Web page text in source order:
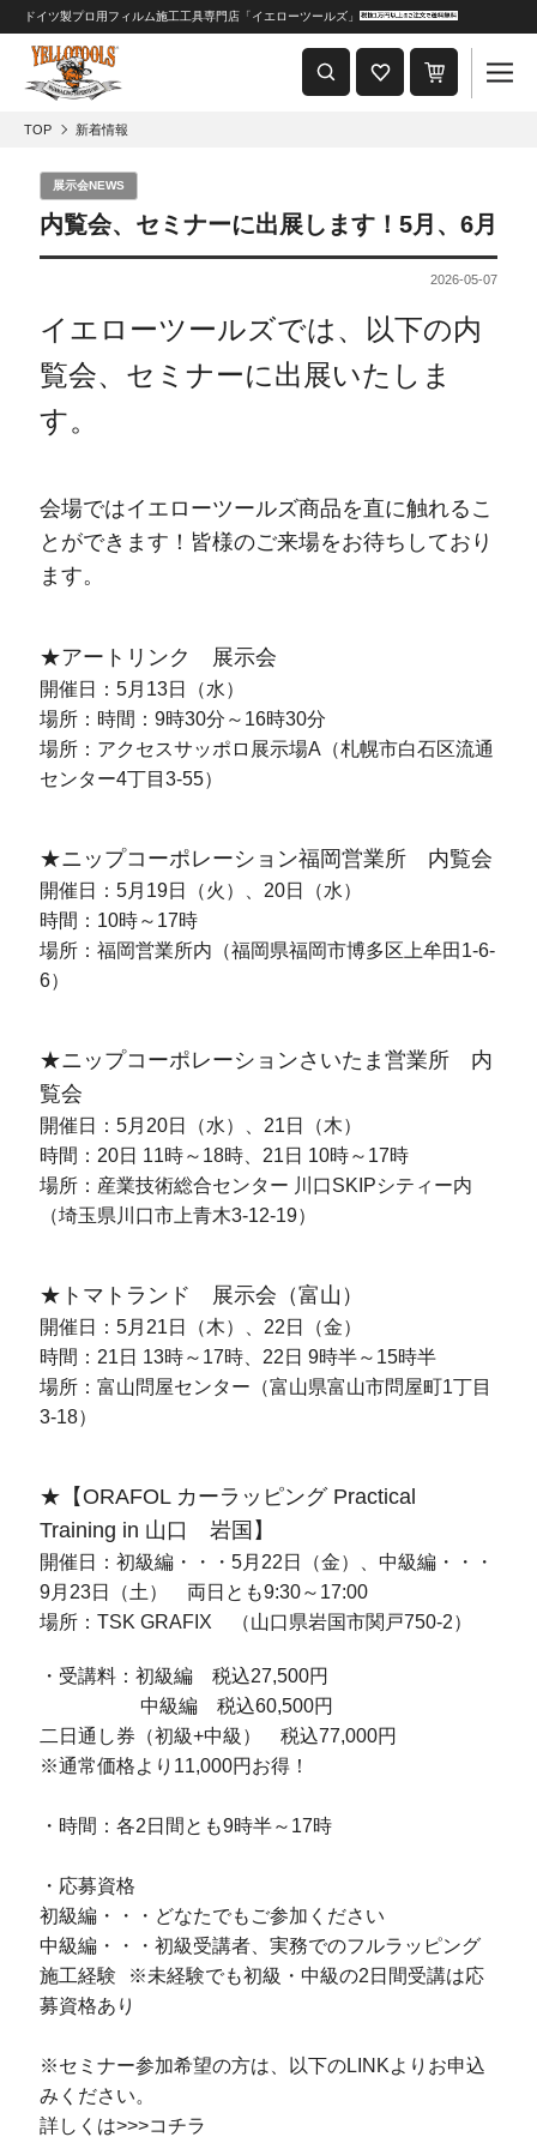
重要なおしらせ
2024年8月1日 価格改定につきまして
ドイツ製プロ用フィルム施工工具専門店「イエローツールズ」
TOP 新着情報
展示会NEWS
内覧会、セミナーに出展します！5月、6月
2026-05-07
イエローツールズでは、以下の内
覧会、セミナーに出展いたしま
す。
会場ではイエローツールズ商品を直に触れるこ
とができます！皆様のご来場をお待ちしており
ます。
★アートリンク 展示会
開催日：5月13日（水）
場所：時間：9時30分～16時30分
場所：アクセスサッポロ展示場A（札幌市白石区流通
センター4丁目3-55）
★ニップコーポレーション福岡営業所 内覧会
開催日：5月19日（火）、20日（水）
時間：10時～17時
場所：福岡営業所内（福岡県福岡市博多区上牟田1-6-
6）
★ニップコーポレーションさいたま営業所 内
覧会
開催日：5月20日（水）、21日（木）
時間：20日 11時～18時、21日 10時～17時
場所：産業技術総合センター 川口SKIPシティー内
（埼玉県川口市上青木3-12-19）
★トマトランド 展示会（富山）
開催日：5月21日（木）、22日（金）
時間：21日 13時～17時、22日 9時半～15時半
場所：富山問屋センター（富山県富山市問屋町1丁目
3-18）
★【ORAFOL カーラッピング Practical
Training in 山口 岩国】
開催日：初級編・・・5月22日（金）、中級編・・・
9月23日（土） 両日とも9:30～17:00
場所：TSK GRAFIX （山口県岩国市関戸750-2）
・受講料：初級編 税込27,500円
中級編 税込60,500円
二日通し券（初級+中級） 税込77,000円
※通常価格より11,000円お得！
・時間：各2日間とも9時半～17時
・応募資格
初級編・・・どなたでもご参加ください
中級編・・・初級受講者、実務でのフルラッピング
施工経験 ※未経験でも初級・中級の2日間受講は応
募資格あり
※セミナー参加希望の方は、以下のLINKよりお申込
みください。
詳しくは>>>コチラ